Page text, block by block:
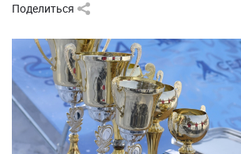
Поделиться